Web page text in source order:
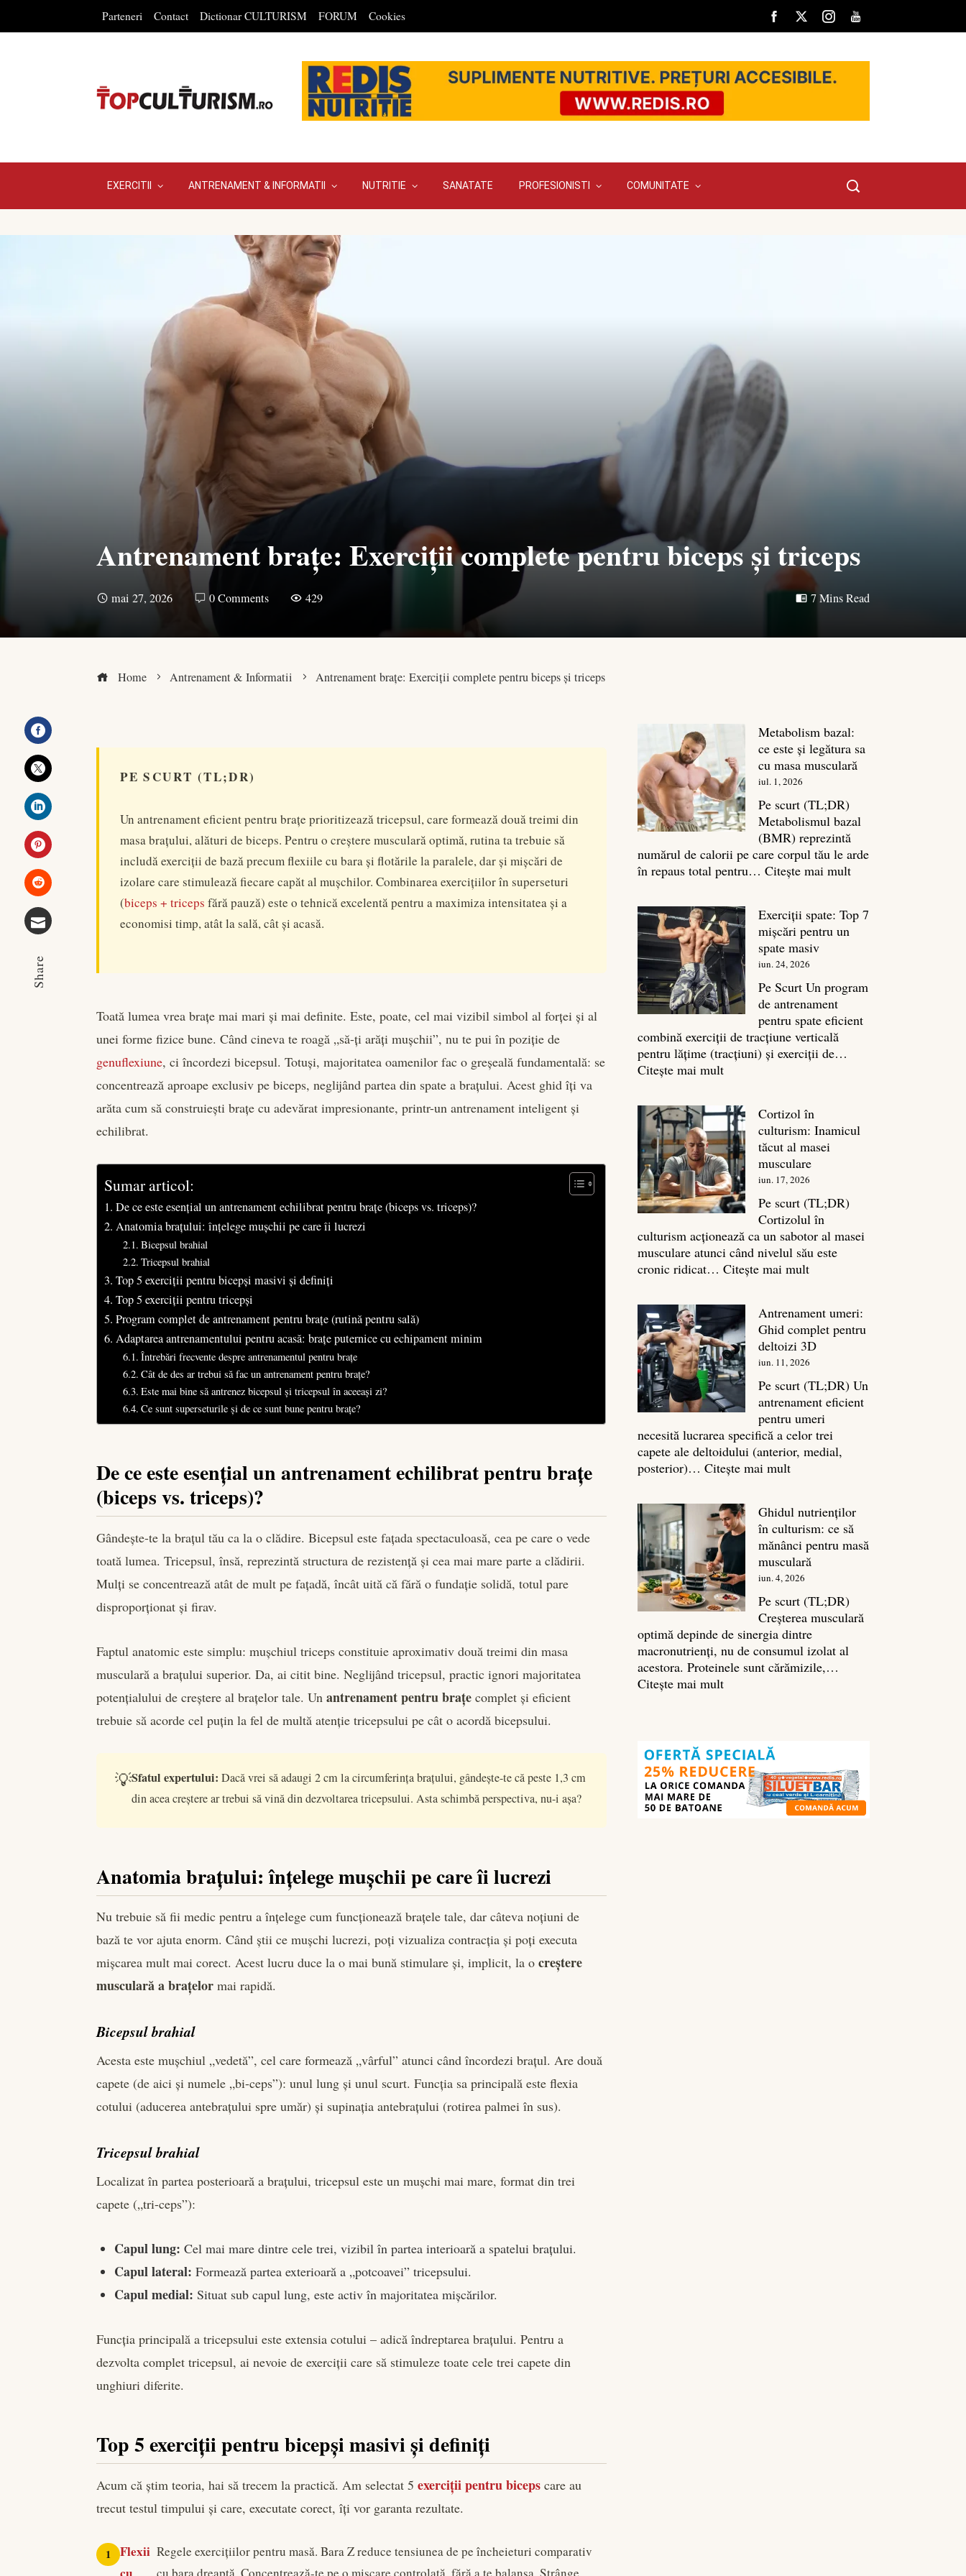
Parteneri Contact Dictionar CULTURISM FORUM Cookies
EXERCITII ANTRENAMENT & INFORMATII NUTRITIE SANATATE PROFESIONISTI COMUNITATE
Antrenament brațe: Exerciții complete pentru biceps și triceps
mai 27, 2026 0 Comments 429 7 Mins Read
Home Antrenament & Informatii Antrenament brațe: Exerciții complete pentru biceps și triceps
Facebook
Twitter
LinkedIn
Pinterest
Stumbleupon
Share
PE SCURT (TL;DR)
Un antrenament eficient pentru brațe prioritizează tricepsul, care formează două treimi din
masa brațului, alături de biceps. Pentru o creștere musculară optimă, rutina ta trebuie să
includă exerciții de bază precum flexiile cu bara și flotările la paralele, dar și mișcări de
izolare care stimulează fiecare capăt al mușchilor. Combinarea exercițiilor în superseturi
(biceps + triceps fără pauză) este o tehnică excelentă pentru a maximiza intensitatea și a
economisi timp, atât la sală, cât și acasă.
Toată lumea vrea brațe mai mari și mai definite. Este, poate, cel mai vizibil simbol al forței și al
unei forme fizice bune. Când cineva te roagă „să-ți arăți mușchii”, nu te pui în poziție de
genuflexiune, ci încordezi bicepsul. Totuși, majoritatea oamenilor fac o greșeală fundamentală: se
concentrează aproape exclusiv pe biceps, neglijând partea din spate a brațului. Acest ghid îți va
arăta cum să construiești brațe cu adevărat impresionante, printr-un antrenament inteligent și
echilibrat.
Sumar articol:
De ce este esențial un antrenament echilibrat pentru brațe (biceps vs. triceps)?
Anatomia brațului: înțelege mușchii pe care îi lucrezi
Bicepsul brahial
Tricepsul brahial
Top 5 exerciții pentru bicepși masivi și definiți
Top 5 exerciții pentru tricepși
Program complet de antrenament pentru brațe (rutină pentru sală)
Adaptarea antrenamentului pentru acasă: brațe puternice cu echipament minim
Întrebări frecvente despre antrenamentul pentru brațe
Cât de des ar trebui să fac un antrenament pentru brațe?
Este mai bine să antrenez bicepsul și tricepsul în aceeași zi?
Ce sunt superseturile și de ce sunt bune pentru brațe?
De ce este esențial un antrenament echilibrat pentru brațe
(biceps vs. triceps)?
Gândește-te la brațul tău ca la o clădire. Bicepsul este fațada spectaculoasă, cea pe care o vede
toată lumea. Tricepsul, însă, reprezintă structura de rezistență și cea mai mare parte a clădirii.
Mulți se concentrează atât de mult pe fațadă, încât uită că fără o fundație solidă, totul pare
disproporționat și firav.
Faptul anatomic este simplu: mușchiul triceps constituie aproximativ două treimi din masa
musculară a brațului superior. Da, ai citit bine. Neglijând tricepsul, practic ignori majoritatea
potențialului de creștere al brațelor tale. Unantrenament pentru brațe complet și eficient
trebuie să acorde cel puțin la fel de multă atenție tricepsului pe cât o acordă bicepsului.
💡Sfatul expertului: Dacă vrei să adaugi 2 cm la circumferința brațului, gândește-te că peste 1,3 cm
din acea creștere ar trebui să vină din dezvoltarea tricepsului. Asta schimbă perspectiva, nu-i așa?
Anatomia brațului: înțelege mușchii pe care îi lucrezi
Nu trebuie să fii medic pentru a înțelege cum funcționează brațele tale, dar câteva noțiuni de
bază te vor ajuta enorm. Când știi ce mușchi lucrezi, poți vizualiza contracția și poți executa
mișcarea mult mai corect. Acest lucru duce la o mai bună stimulare și, implicit, la ocreștere
musculară a brațelor mai rapidă.
Bicepsul brahial
Acesta este mușchiul „vedetă”, cel care formează „vârful” atunci când încordezi brațul. Are două
capete (de aici și numele „bi-ceps”): unul lung și unul scurt. Funcția sa principală este flexia
cotului (aducerea antebrațului spre umăr) și supinația antebrațului (rotirea palmei în sus).
Tricepsul brahial
Localizat în partea posterioară a brațului, tricepsul este un mușchi mai mare, format din trei
capete („tri-ceps”):
Capul lung: Cel mai mare dintre cele trei, vizibil în partea interioară a spatelui brațului.
Capul lateral: Formează partea exterioară a „potcoavei” tricepsului.
Capul medial: Situat sub capul lung, este activ în majoritatea mișcărilor.
Funcția principală a tricepsului este extensia cotului – adică îndreptarea brațului. Pentru a
dezvolta complet tricepsul, ai nevoie de exerciții care să stimuleze toate cele trei capete din
unghiuri diferite.
Top 5 exerciții pentru bicepși masivi și definiți
Acum că știm teoria, hai să trecem la practică. Am selectat 5exerciții pentru biceps care au
trecut testul timpului și care, executate corect, îți vor garanta rezultate.
Flexii Regele exercițiilor pentru masă. Bara Z reduce tensiunea de pe încheieturi comparativ
Metabolism bazal:
ce este și legătura sa
cu masa musculară
iul. 1, 2026
Pe scurt (TL;DR)
Metabolismul bazal
(BMR) reprezintă
numărul de calorii pe care corpul tău le arde
în repaus total pentru…Citește mai mult:
ce
sa
masa
Exerciții spate: Top 7
mișcări pentru un
spate masiv
iun. 24, 2026
Pe Scurt Un program
de antrenament
pentru spate eficient
combină exerciții de tracțiune verticală
pentru lățime (tracțiuni) și exerciții de…
Citește mai mult:
spate:
Top
7
mișcări
pentru
un
spate
masiv
Cortizol în
culturism: Inamicul
tăcut al masei
musculare
iun. 17, 2026
Pe scurt (TL;DR)
Cortizolul în
culturism acționează ca un sabotor al masei
musculare atunci când nivelul său este
cronic ridicat…Citește mai mult:
culturism:
Inamicul
tăcut
al
masei
musculare
Antrenament umeri:
Ghid complet pentru
deltoizi 3D
iun. 11, 2026
Pe scurt (TL;DR) Un
antrenament eficient
pentru umeri
necesită lucrarea specifică a celor trei
capete ale deltoidului (anterior, medial,
posterior)…Citește mai mult:
Ghid
complet
pentru
deltoizi
3D
Ghidul nutrienților
în culturism: ce să
mănânci pentru masă
musculară
iun. 4, 2026
Pe scurt (TL;DR)
Creșterea musculară
optimă depinde de sinergia dintre
macronutrienți, nu de consumul izolat al
acestora. Proteinele sunt cărămizile,…
Citește mai mult:
culturism:
ce
să
mănânci